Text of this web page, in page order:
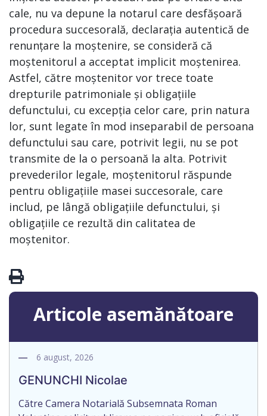
cale, nu va depune la notarul care desfășoară
procedura succesorală, declarația autentică de
renunțare la moștenire, se consideră că
moștenitorul a acceptat implicit moștenirea.
Astfel, către moștenitor vor trece toate
drepturile patrimoniale și obligațiile
defunctului, cu excepția celor care, prin natura
lor, sunt legate în mod inseparabil de persoana
defunctului sau care, potrivit legii, nu se pot
transmite de la o persoană la alta. Potrivit
prevederilor legale, moștenitorul răspunde
pentru obligațiile masei succesorale, care
includ, pe lângă obligațiile defunctului, și
obligațiile ce rezultă din calitatea de
moștenitor.
Articole asemănătoare
6 august, 2026
GENUNCHI Nicolae
Către Camera Notarială Subsemnata Roman